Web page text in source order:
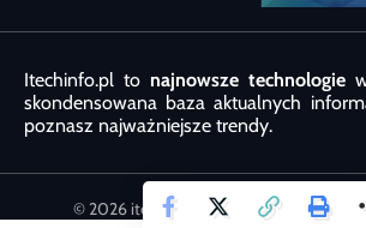
Itechinfo.pl to najnowsze technologie
skondensowana baza aktualnych
poznasz najważniejsze trendy.
© 2026 itechinfo.com.pl. Wszystkie